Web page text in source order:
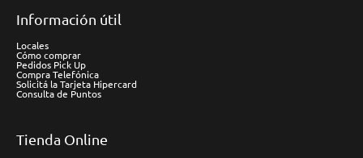
Información útil
Locales
Cómo comprar
Pedidos Pick Up
Compra Telefónica
Solicitá la Tarjeta Hipercard
Consulta de Puntos
Tienda Online